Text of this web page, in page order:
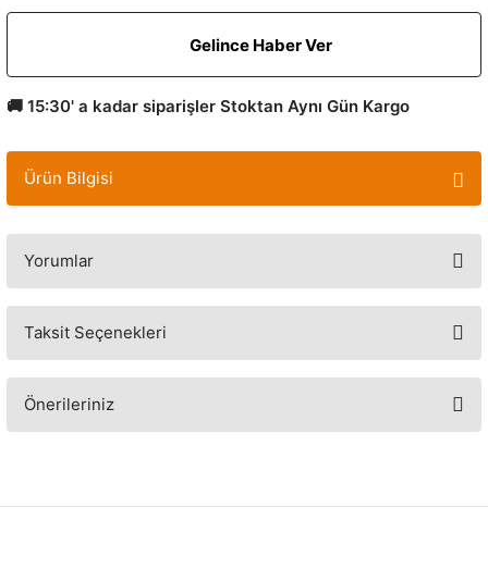
Gelince Haber Ver
🚚 15:30' a kadar siparişler Stoktan Aynı Gün Kargo
Ürün Bilgisi
Yorumlar
Taksit Seçenekleri
Önerileriniz